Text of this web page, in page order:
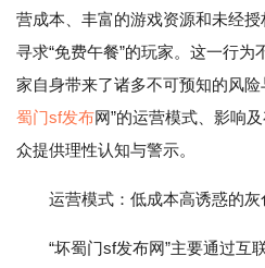
营成本、丰富的游戏资源和未经
寻求“免费午餐”的玩家。这一行
家自身带来了诸多不可预知的风
蜀门sf发布网”的运营模式、影响
众提供理性认知与警示。
运营模式：低成本高诱惑的灰
“坏蜀门sf发布网”主要通过互